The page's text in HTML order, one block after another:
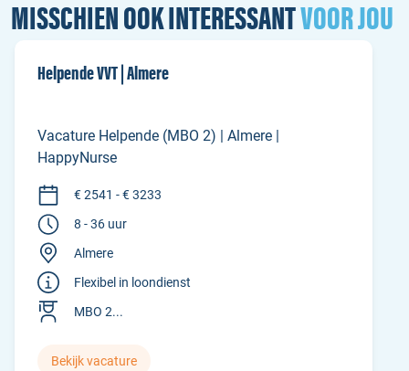
MISSCHIEN OOK INTERESSANTVOOR JOU
Helpende VVT | Almere
Vacature Helpende (MBO 2) | Almere |
HappyNurse
€ 2541 - € 3233
8 - 36 uur
Almere
Flexibel in loondienst
MBO 2...
Bekijk vacature